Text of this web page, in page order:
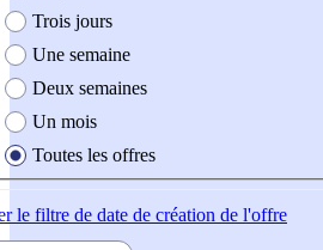
Trois jours
Une semaine
Deux semaines
Un mois
Toutes les offres
le filtre de date de création de l'offre